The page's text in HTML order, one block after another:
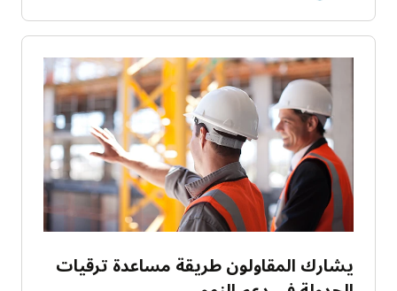
يشارك المقاولون طريقة مساعدة ترقيات